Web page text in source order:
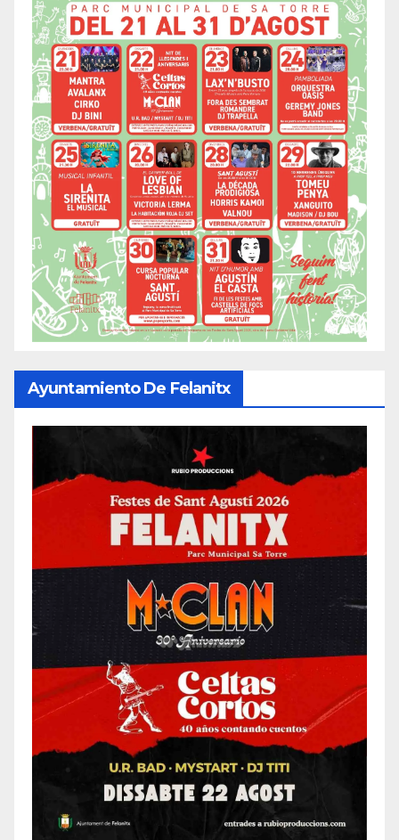
Ayuntamiento De Felanitx